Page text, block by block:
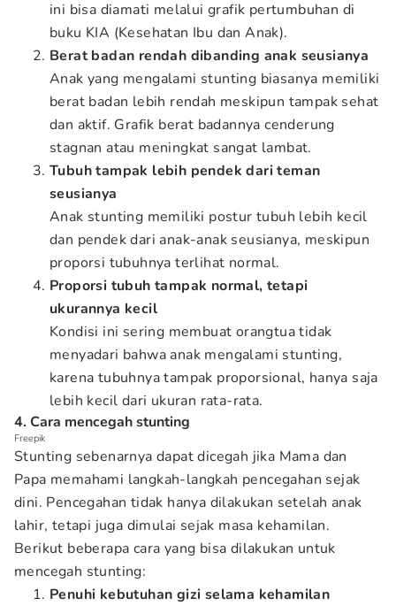
ini bisa diamati melalui grafik pertumbuhan di
buku KIA (Kesehatan Ibu dan Anak).
Berat badan rendah dibanding anak seusianya
Anak yang mengalami stunting biasanya memiliki
berat badan lebih rendah meskipun tampak sehat
dan aktif. Grafik berat badannya cenderung
stagnan atau meningkat sangat lambat.
Tubuh tampak lebih pendek dari teman
seusianya
Anak stunting memiliki postur tubuh lebih kecil
dan pendek dari anak-anak seusianya, meskipun
proporsi tubuhnya terlihat normal.
Proporsi tubuh tampak normal, tetapi
ukurannya kecil
Kondisi ini sering membuat orangtua tidak
menyadari bahwa anak mengalami stunting,
karena tubuhnya tampak proporsional, hanya saja
lebih kecil dari ukuran rata-rata.
4. Cara mencegah stunting
Freepik
Stunting sebenarnya dapat dicegah jika Mama dan
Papa memahami langkah-langkah pencegahan sejak
dini. Pencegahan tidak hanya dilakukan setelah anak
lahir, tetapi juga dimulai sejak masa kehamilan.
Berikut beberapa cara yang bisa dilakukan untuk
mencegah stunting:
Penuhi kebutuhan gizi selama kehamilan